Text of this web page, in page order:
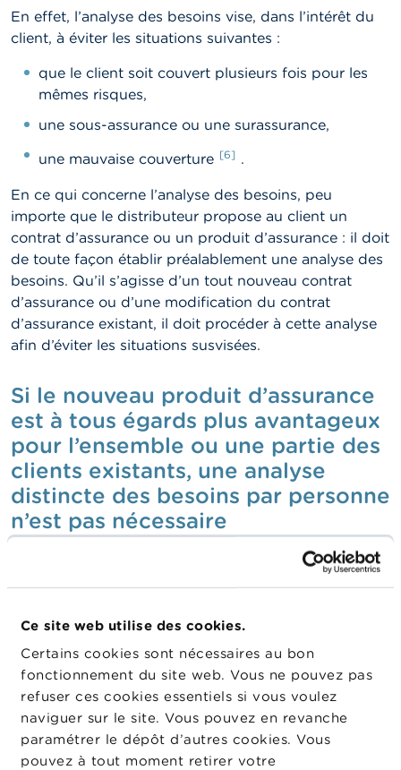
Ce site web utilise des cookies.
Certains cookies sont nécessaires au bon
fonctionnement du site web. Vous ne pouvez pas
refuser ces cookies essentiels si vous voulez
naviguer sur le site. Vous pouvez en revanche
paramétrer le dépôt d’autres cookies. Vous
pouvez à tout moment retirer votre
En effet, l’analyse des besoins vise, dans l’intérêt du
client, à éviter les situations suivantes :
que le client soit couvert plusieurs fois pour les
mêmes risques,
une sous-assurance ou une surassurance,
une mauvaise couverture [6] .
En ce qui concerne l’analyse des besoins, peu
importe que le distributeur propose au client un
contrat d’assurance ou un produit d’assurance : il doit
de toute façon établir préalablement une analyse des
besoins. Qu’il s’agisse d’un tout nouveau contrat
d’assurance ou d’une modification du contrat
d’assurance existant, il doit procéder à cette analyse
afin d’éviter les situations susvisées.
Si le nouveau produit d’assurance
est à tous égards plus avantageux
pour l’ensemble ou une partie des
clients existants, une analyse
distincte des besoins par personne
n’est pas nécessaire
Avant de proposer le nouveau produit d’assurance au
cette règle. L’analyse des besoins peut toutefois être
modulée en fonction de la complexité du produit
d’assurance proposé et du type de client
. La
FSMA est d’avis que dans le cas spécifique où le
distributeur de produits d’assurance estime, sur la
base d’une analyse minutieuse des caractéristiques
des produits d’assurance concernés, que le nouveau